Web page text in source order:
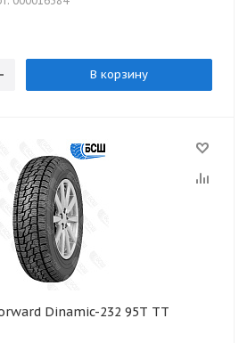
В корзину
Dinamic-232 95Т ТТ